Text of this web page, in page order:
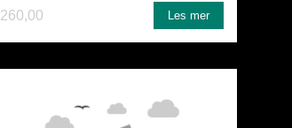
260,00 Les mer